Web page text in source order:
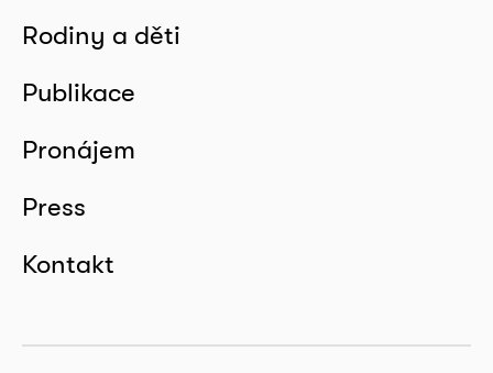
Rodiny a děti
Publikace
Pronájem
Press
Kontakt